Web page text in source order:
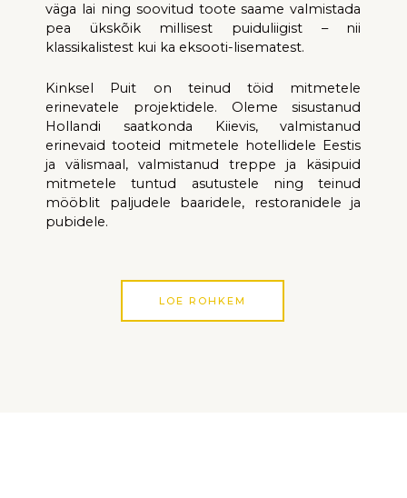
väga lai ning soovitud toote saame valmistada
pea ükskõik millisest puiduliigist –
nii
klassikalistest kui ka eksooti-lisematest.
Kinksel Puit on teinud töid mitmetele
erinevatele projektidele. Olemesisustanud
Hollandi saatkonda Kiievis,valmistanud
erinevaid tooteid mitmetele hotellidele Eestis
ja välismaal, valmistanud treppe ja käsipuid
mitmetele tuntud asutustele ning
teinud
mööblit paljudele baaridele, restoranidele ja
pubidele.
LOE ROHKEM